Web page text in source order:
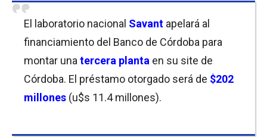
El laboratorio nacional Savant apelará al
financiamiento del Banco de Córdoba para
montar una tercera planta en su site de
Córdoba. El préstamo otorgado será de $202
millones (u$s 11.4 millones).